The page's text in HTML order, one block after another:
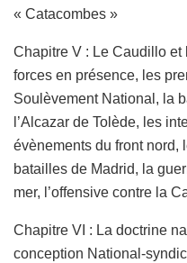
« Catacombes »
Chapitre V : Le Caudillo
forces en présence, les
Soulèvement National, la
l’Alcazar de Tolède, les
évènements du front nord,
batailles de Madrid, la
mer, l’offensive contre la
Chapitre VI : La doctrine
conception National-